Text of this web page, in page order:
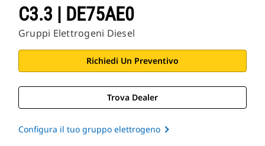
C3.3 | DE75AE0
Gruppi Elettrogeni Diesel
Richiedi Un Preventivo
Trova Dealer
Configura il tuo gruppo elettrogeno